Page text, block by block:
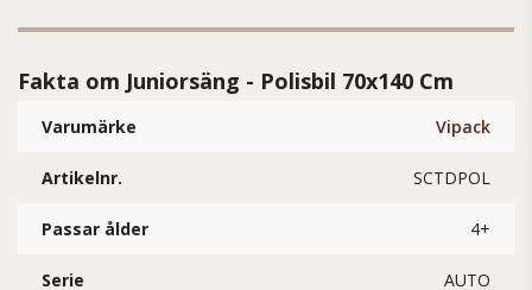
Fakta om Juniorsäng - Polisbil 70x140 Cm
Varumärke Vipack
Artikelnr. SCTDPOL
Passar ålder 4+
Serie AUTO